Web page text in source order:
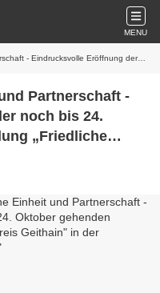
MENU
„Friedliche Revolution im Kreis Geithain" in der Veitshöchheimer Bücherei im Bahnhof
Partnerschaft -
noch bis 24.
„Friedliche
in der
Bahnhof